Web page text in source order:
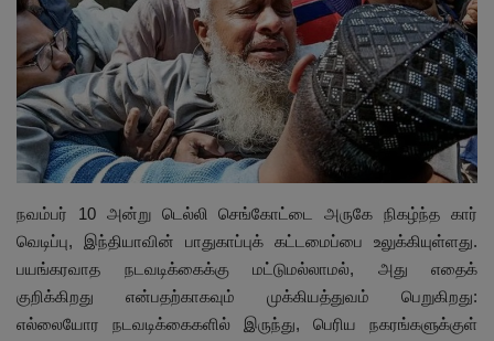
இதர
சந்தா
Language
நவம்பர் 10 அன்று டெல்லி செங்கோட்டை அருகே நிகழ்ந்த கார்
வெடிப்பு, இந்தியாவின் பாதுகாப்புக் கட்டமைப்பை உலுக்கியுள்ளது.
பயங்கரவாத நடவடிக்கைக்கு மட்டுமல்லாமல், அது எதைக்
குறிக்கிறது என்பதற்காகவும் முக்கியத்துவம் பெறுகிறது:
எல்லையோர நடவடிக்கைகளில் இருந்து, பெரிய நகரங்களுக்குள்